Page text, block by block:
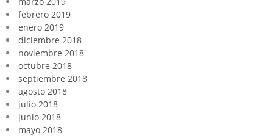
febrero 2019
enero 2019
diciembre 2018
noviembre 2018
octubre 2018
septiembre 2018
agosto 2018
julio 2018
junio 2018
mayo 2018